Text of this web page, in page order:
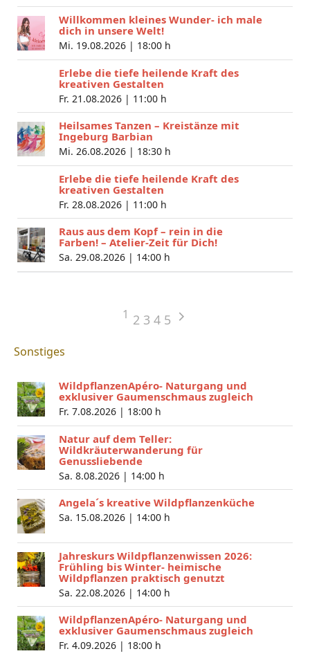
Willkommen kleines Wunder- ich male
dich in unsere Welt!
Mi. 19.08.2026 | 18:00 h
Erlebe die tiefe heilende Kraft des
kreativen Gestalten
Fr. 21.08.2026 | 11:00 h
Heilsames Tanzen – Kreistänze mit
Ingeburg Barbian
Mi. 26.08.2026 | 18:30 h
Erlebe die tiefe heilende Kraft des
kreativen Gestalten
Fr. 28.08.2026 | 11:00 h
Raus aus dem Kopf – rein in die
Farben! – Atelier-Zeit für Dich!
Sa. 29.08.2026 | 14:00 h
1 2 3 4 5
Sonstiges
WildpflanzenApéro- Naturgang und
exklusiver Gaumenschmaus zugleich
Fr. 7.08.2026 | 18:00 h
Natur auf dem Teller:
Wildkräuterwanderung für
Genussliebende
Sa. 8.08.2026 | 14:00 h
Angela´s kreative Wildpflanzenküche
Sa. 15.08.2026 | 14:00 h
Jahreskurs Wildpflanzenwissen 2026:
Frühling bis Winter- heimische
Wildpflanzen praktisch genutzt
Sa. 22.08.2026 | 14:00 h
WildpflanzenApéro- Naturgang und
exklusiver Gaumenschmaus zugleich
Fr. 4.09.2026 | 18:00 h